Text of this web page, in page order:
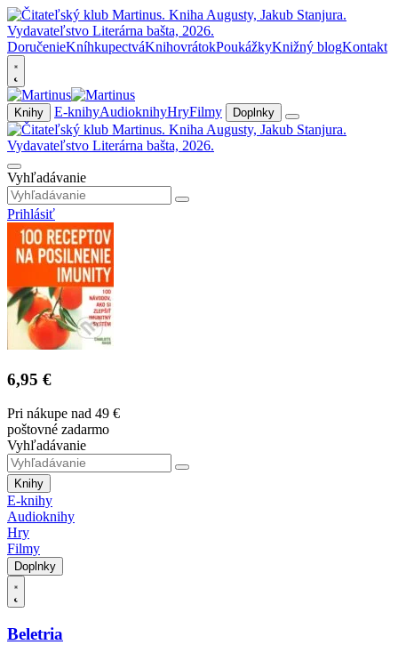
DoručenieKníhkupectváKnihovrátokPoukážkyKnižný blogKontakt
Knihy E-knihyAudioknihyHryFilmy Doplnky
Vyhľadávanie
Prihlásiť
6,95 €
Pri nákupe nad 49 €
poštovné zadarmo
Vyhľadávanie
Knihy
E-knihy
Audioknihy
Hry
Filmy
Doplnky
Beletria